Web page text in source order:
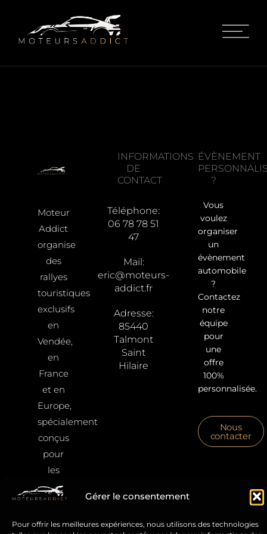
Gérer le consentement
Pour offrir les meilleures expériences, nous utilisons des technologies
Moteur
Addict
organise
des
rallyes
touristiques
exclusifs
en
Vendée,
en
France
et en
Europe,
spécialement
conçus
pour
les
passionnés
de
INFORMATIONS
DE
CONTACT
Téléphone:
06 78 78 51
47
Mail:
eric@moteurs-
addict.fr
Adresse:
85440
Talmont
Saint
Hilaire
ÉVÈNEMENT
?
Vous
voulez
organiser
un
évènement
automobile
?
Contactez
notre
équipe
pour
une
offre
100%
personnalisée.
Nous
contacter